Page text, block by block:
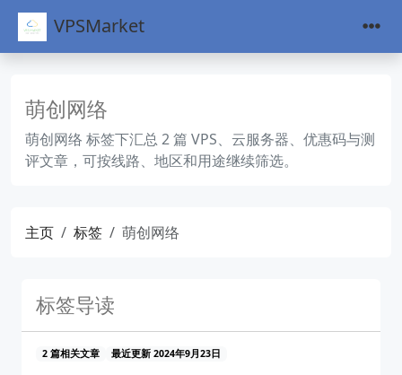
VPSMarket
萌创网络
萌创网络 标签下汇总 2 篇 VPS、云服务器、优惠码与测
评文章，可按线路、地区和用途继续筛选。
主页 标签 萌创网络
标签导读
2 篇相关文章 最近更新 2024年9月23日